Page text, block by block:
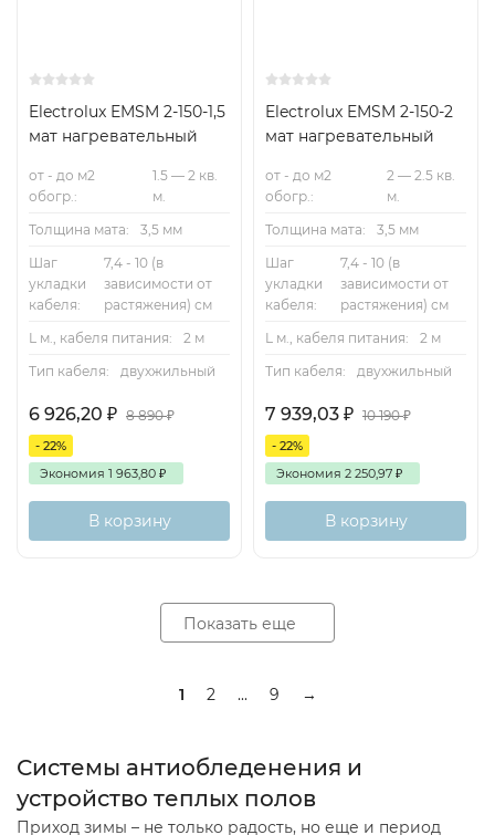
Electrolux EMSM 2-150-1,5
мат нагревательный
от - до м2
обогр.:
1.5 — 2 кв.
м.
Толщина мата:
3,5 мм
Шаг
укладки
кабеля:
7,4 - 10 (в
зависимости от
растяжения) см
L м., кабеля питания:
2 м
Тип кабеля:
двухжильный
6 926,20 ₽ 8 890₽
- 22%
Экономия 1 963,80 ₽
В корзину
Electrolux EMSM 2-150-2
мат нагревательный
от - до м2
обогр.:
2 — 2.5 кв.
м.
Толщина мата:
3,5 мм
Шаг
укладки
кабеля:
7,4 - 10 (в
зависимости от
растяжения) см
L м., кабеля питания:
2 м
Тип кабеля:
двухжильный
7 939,03 ₽ 10 190₽
- 22%
Экономия 2 250,97 ₽
В корзину
Показать еще
1 2 ... 9 →
Системы антиобледенения и
устройство теплых полов
Приход зимы – не только радость, но еще и период